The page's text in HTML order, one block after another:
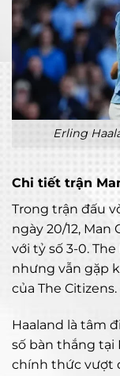
Erling
Chi tiết trận
Trong trận đấu
ngày 20/12,
với tỷ số 3-0.
nhưng vẫn gặp
của The Citizens.
Haaland là tâm
số bàn thắng tại
chính thức vượt